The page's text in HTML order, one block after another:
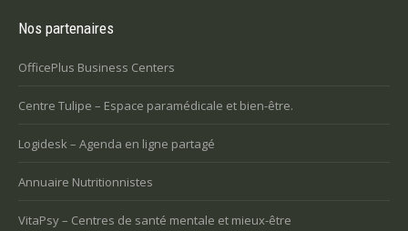
Nos partenaires
OfficePlus Business Centers
Centre Tulipe – Espace paramédicale et bien-être.
Logidesk – Agenda en ligne partagé
Annuaire Nutritionnistes
VitaPsy – Centres de santé mentale et mieux-être